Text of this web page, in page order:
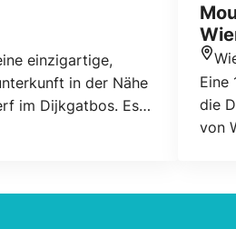
einzigartige,
in der Nähe
im Dijkgatbos. Es
finden Sie uns auf
Sie können
Eine
die
von